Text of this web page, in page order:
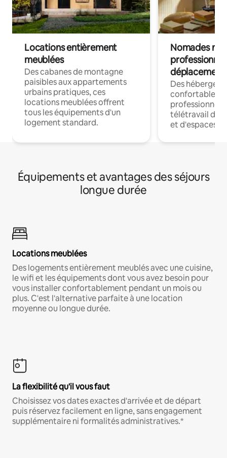
Locations entièrement
meublées
Des cabanes de montagne
paisibles aux appartements
urbains pratiques, ces
locations meublées offrent
tous les équipements d'un
logement standard.
Nomades
déplacement
Des
confortables
professionnels
télétravail
et d'espaces
Équipements et avantages des séjours
longue durée
Locations meublées
Des logements entièrement meublés avec une cuisine,
le wifi et les équipements dont vous avez besoin pour
vous installer confortablement pendant un mois ou
plus. C'est l'alternative parfaite à une location
moyenne ou longue durée.
La flexibilité qu'il vous faut
Choisissez vos dates exactes d'arrivée et de départ
puis réservez facilement en ligne, sans engagement
supplémentaire ni formalités administratives.*